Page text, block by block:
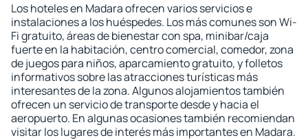
Los hoteles en Madara ofrecen varios servicios e
instalaciones a los huéspedes. Los más comunes son Wi-
Fi gratuito, áreas de bienestar con spa, minibar/caja
fuerte en la habitación, centro comercial, comedor, zona
de juegos para niños, aparcamiento gratuito, y folletos
informativos sobre las atracciones turísticas más
interesantes de la zona. Algunos alojamientos también
ofrecen un servicio de transporte desde y hacia el
aeropuerto. En algunas ocasiones también recomiendan
visitar los lugares de interés más importantes en Madara.